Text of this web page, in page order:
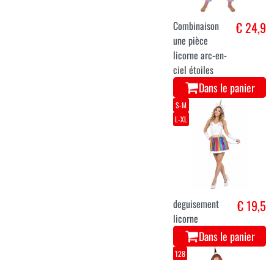
Combinaison
une pièce
licorne arc-en-
ciel étoiles
€ 24,9
Dans le panier
S-M
L-XL
deguisement
licorne
€ 19,5
Dans le panier
128